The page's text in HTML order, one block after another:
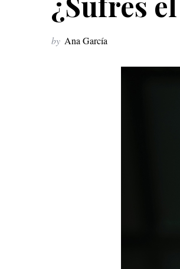
by Ana García